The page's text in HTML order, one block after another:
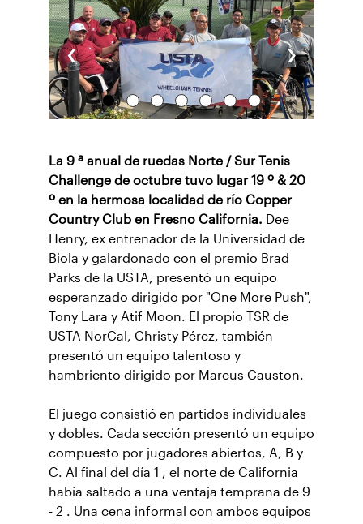
‹ ›
La 9 ª anual de ruedas Norte / Sur Tenis
Challenge de octubre tuvo lugar 19 º & 20
º en la hermosa localidad de río Copper
Country Club en Fresno California. Dee
Henry, ex entrenador de la Universidad de
Biola y galardonado con el premio Brad
Parks de la USTA, presentó un equipo
esperanzado dirigido por "One More Push",
Tony Lara y Atif Moon. El propio TSR de
USTA NorCal, Christy Pérez, también
presentó un equipo talentoso y
hambriento dirigido por Marcus Causton.
El juego consistió en partidos individuales
y dobles. Cada sección presentó un equipo
compuesto por jugadores abiertos, A, B y
C. Al final del día 1 , el norte de California
había saltado a una ventaja temprana de 9
- 2 . Una cena informal con ambos equipos